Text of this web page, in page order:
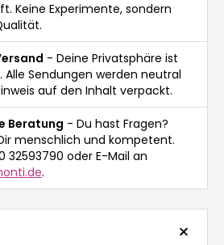
Keine Experimente, sondern
- Deine Privatsphäre ist
Alle Sendungen werden neutral
auf den Inhalt verpackt.
Beratung - Du hast Fragen?
menschlich und kompetent.
32593790 oder E-Mail an
.